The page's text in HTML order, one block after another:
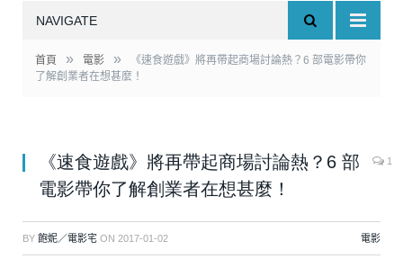
NAVIGATE
首頁 » 電影 »
《速食遊戲》將再帶起商場討論熱？6 部電影帶你
了解創業者在想甚麼！
《速食遊戲》將再帶起商場討論熱？6 部
電影帶你了解創業者在想甚麼！
1
BY 飽妮／電影宅 ON 2017-01-02 電影